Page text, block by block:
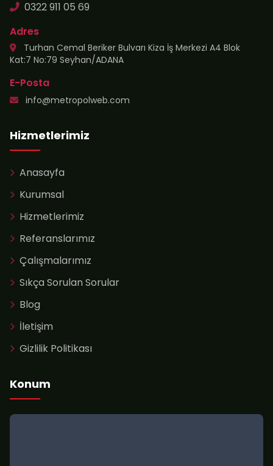
0322 911 05 69
Adres
Turhan Cemal Beriker Bulvarı Kiza İş Merkezi A4 Blok
Kat:7 No:79 Seyhan/ADANA
E-Posta
info@metropolweb.com
Hizmetlerimiz
Anasayfa
Kurumsal
Hizmetlerimiz
Referanslarımız
Çalışmalarımız
Sıkça Sorulan Sorular
Blog
İletişim
Gizlilik Politikası
Konum